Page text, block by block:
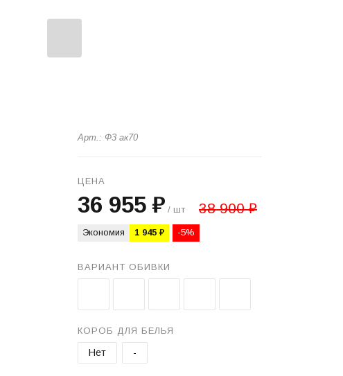
Арт.: Ф3 ак70
ЦЕНА
36 955 ₽ / шт 38 900 ₽
Экономия 1 945 ₽ -5%
ВАРИАНТ ОБИВКИ
КОРОБ ДЛЯ БЕЛЬЯ
Нет -